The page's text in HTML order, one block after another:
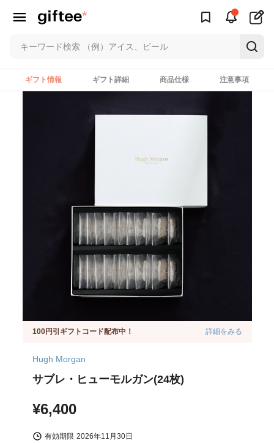
ギフト情報 ギフト詳細 商品仕様 注意事項
100円引ギフトコード配布中！ 詳細をみる
Hugh Morgan
サブレ・ヒューモルガン(24枚)
¥6,400
有効期限 2026年11月30日